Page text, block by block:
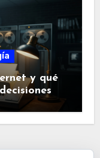
y qué